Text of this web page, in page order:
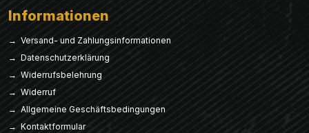
Informationen
→ Versand- und Zahlungsinformationen
→ Datenschutzerklärung
→ Widerrufsbelehrung
→ Widerruf
→ Allgemeine Geschäftsbedingungen
→ Kontaktformular